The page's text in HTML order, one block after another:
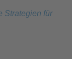
Strategien für